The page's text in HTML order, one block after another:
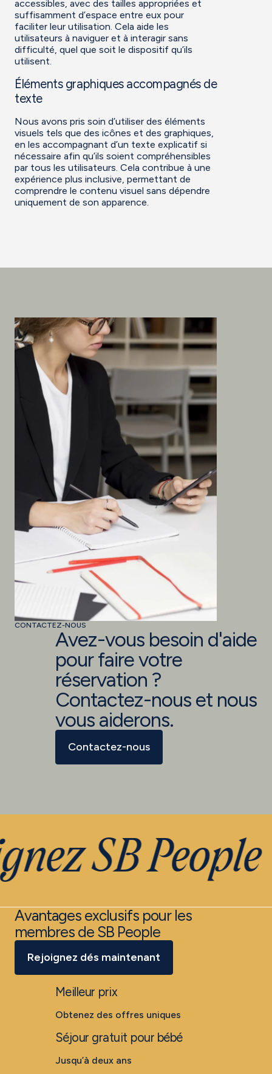
accessibles, avec des tailles appropriées et
suffisamment d’espace entre eux pour
faciliter leur utilisation. Cela aide les
utilisateurs à naviguer et à interagir sans
difficulté, quel que soit le dispositif qu’ils
utilisent.
Éléments graphiques accompagnés de
texte
Nous avons pris soin d’utiliser des éléments
visuels tels que des icônes et des graphiques,
en les accompagnant d’un texte explicatif si
nécessaire afin qu’ils soient compréhensibles
par tous les utilisateurs. Cela contribue à une
expérience plus inclusive, permettant de
comprendre le contenu visuel sans dépendre
uniquement de son apparence.
CONTACTEZ-NOUS
Avez-vous besoin d'aide
pour faire votre
réservation ?
Contactez-nous et nous
vous aiderons.
Contactez-nous
SB People
Avantages exclusifs pour les
membres de SB People
Rejoignez dés maintenant
Meilleur prix
Obtenez des offres uniques
Séjour gratuit pour bébé
Jusqu’à deux ans